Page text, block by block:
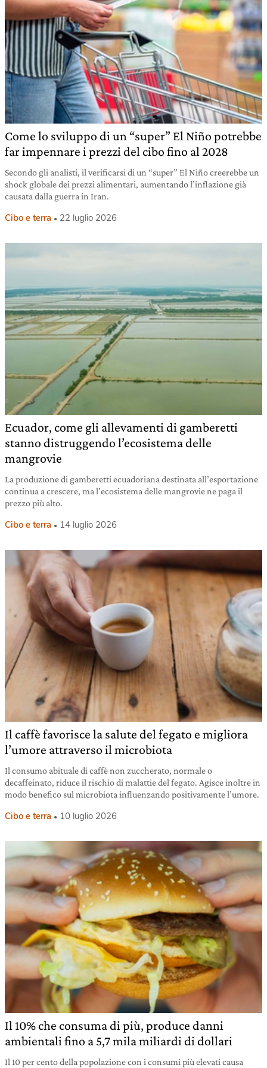
Come lo sviluppo di un “super” El Niño potrebbe
far impennare i prezzi del cibo fino al 2028
Secondo gli analisti, il verificarsi di un “super” El Niño creerebbe un
shock globale dei prezzi alimentari, aumentando l’inflazione già
causata dalla guerra in Iran.
Cibo e terra 22 luglio 2026
Ecuador, come gli allevamenti di gamberetti
stanno distruggendo l’ecosistema delle
mangrovie
La produzione di gamberetti ecuadoriana destinata all’esportazione
continua a crescere, ma l’ecosistema delle mangrovie ne paga il
prezzo più alto.
Cibo e terra 14 luglio 2026
Il caffè favorisce la salute del fegato e migliora
l’umore attraverso il microbiota
Il consumo abituale di caffè non zuccherato, normale o
decaffeinato, riduce il rischio di malattie del fegato. Agisce inoltre in
modo benefico sul microbiota influenzando positivamente l’umore.
Cibo e terra 10 luglio 2026
Il 10% che consuma di più, produce danni
ambientali fino a 5,7 mila miliardi di dollari
Il 10 per cento della popolazione con i consumi più elevati causa